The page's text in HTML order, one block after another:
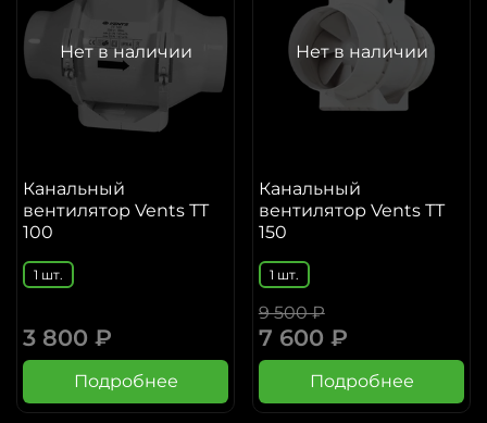
Нет в наличии
Канальный
вентилятор Vents ТТ
100
1 шт.
3 800 ₽
Подробнее
Нет в наличии
Канальный
вентилятор Vents ТТ
150
1 шт.
9 500 ₽
7 600 ₽
Подробнее